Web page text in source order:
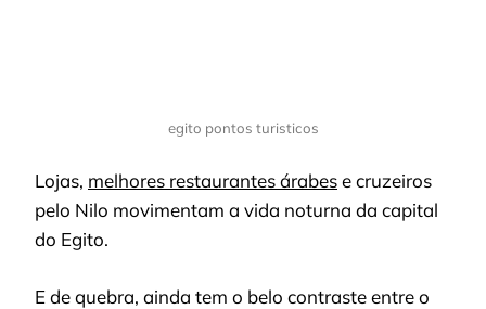
egito pontos turisticos
Lojas, melhores restaurantes árabese cruzeiros
pelo Nilo movimentam a vida noturna da capital
do Egito.
E de quebra, ainda tem o belo contraste entre o